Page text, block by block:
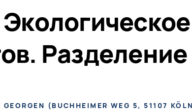
(BUCHHEIMER WEG 5, 51107 KÖLN